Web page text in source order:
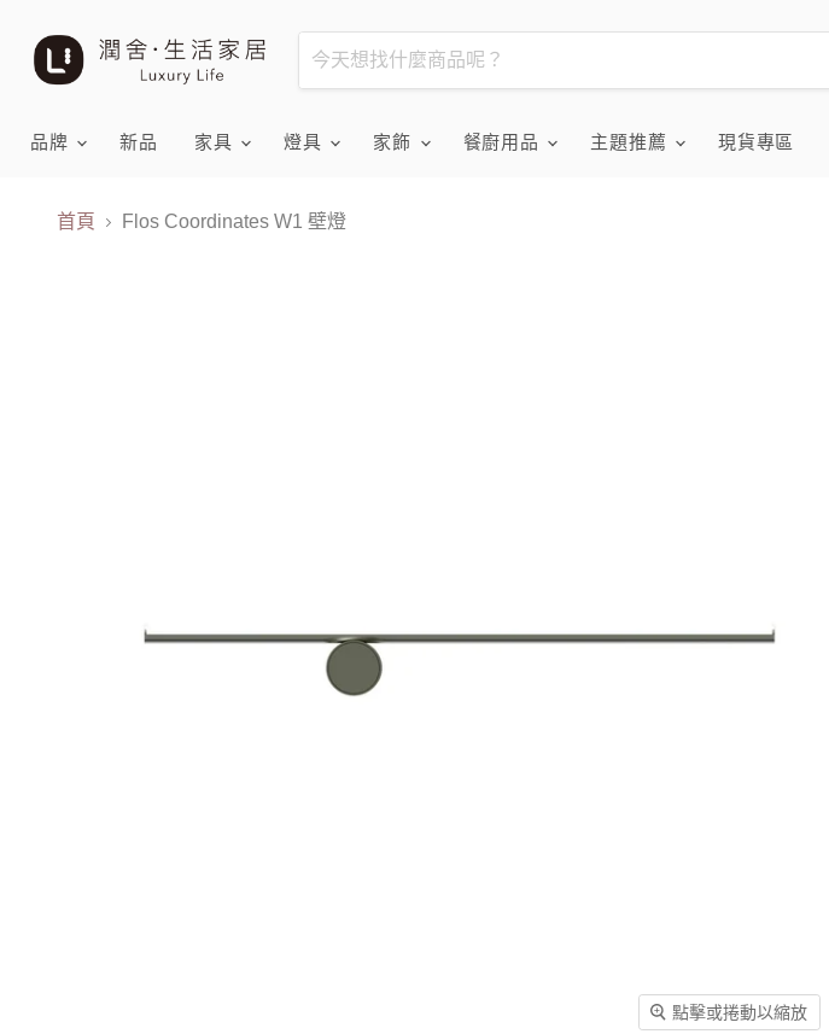
品牌 新品 家具 燈具 家飾 餐廚用品 主題推薦 現貨專區
首頁 Flos Coordinates W1 壁燈
點擊或捲動以縮放